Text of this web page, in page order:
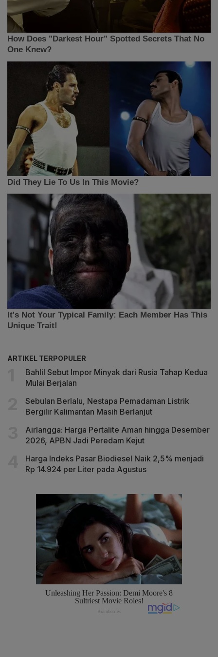
ARTIKEL TERPOPULER
Bahlil Sebut Impor Minyak dari Rusia Tahap Kedua
Mulai Berjalan
Sebulan Berlalu, Nestapa Pemadaman Listrik
Bergilir Kalimantan Masih Berlanjut
Airlangga: Harga Pertalite Aman hingga Desember
2026, APBN Jadi Peredam Kejut
Harga Indeks Pasar Biodiesel Naik 2,5% menjadi
Rp 14.924 per Liter pada Agustus